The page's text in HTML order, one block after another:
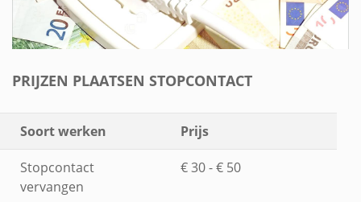
PRIJZEN PLAATSEN STOPCONTACT
Soort werken Prijs
Stopcontact
vervangen
€ 30 - € 50